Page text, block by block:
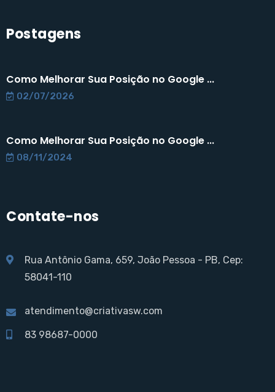
Postagens
Como Melhorar Sua Posição no Google ...
02/07/2026
Como Melhorar Sua Posição no Google ...
08/11/2024
Contate-nos
Rua Antônio Gama, 659, João Pessoa - PB, Cep:
58041-110
atendimento@criativasw.com
83 98687-0000